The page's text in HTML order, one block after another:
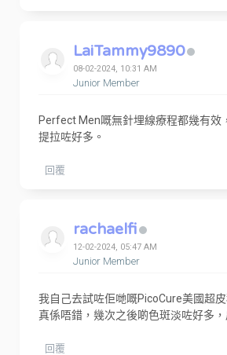
LaiTammy9890
08-02-2024, 10:31 AM
Junior Member
Perfect Men嘅無針埋線療程都幾有效
提拉咗好多。
回覆
rachaelfi
12-02-2024, 05:47 AM
Junior Member
我自己去試咗佢哋嘅PicoCure美國超
真係唔錯，幾次之後啲色斑淡咗好多，
回覆